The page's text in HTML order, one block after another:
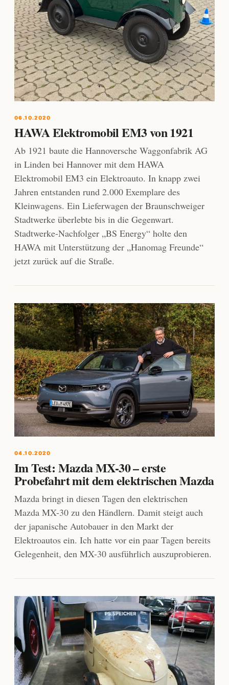
06.10.2020
HAWA Elektromobil EM3 von 1921
Ab 1921 baute die Hannoversche Waggonfabrik AG
in Linden bei Hannover mit dem HAWA
Elektromobil EM3 ein Elektroauto. In knapp zwei
Jahren entstanden rund 2.000 Exemplare des
Kleinwagens. Ein Lieferwagen der Braunschweiger
Stadtwerke überlebte bis in die Gegenwart.
Stadtwerke-Nachfolger „BS Energy“ holte den
HAWA mit Unterstützung der „Hanomag Freunde“
jetzt zurück auf die Straße.
04.10.2020
Im Test: Mazda MX-30 – erste
Probefahrt mit dem elektrischen Mazda
Mazda bringt in diesen Tagen den elektrischen
Mazda MX-30 zu den Händlern. Damit steigt auch
der japanische Autobauer in den Markt der
Elektroautos ein. Ich hatte vor ein paar Tagen bereits
Gelegenheit, den MX-30 ausführlich auszuprobieren.